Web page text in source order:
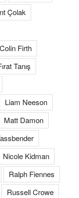
Çolak
Colin Firth
Tanış
Liam Neeson
Matt Damon
Nicole Kidman
Ralph Fiennes
Russell Crowe